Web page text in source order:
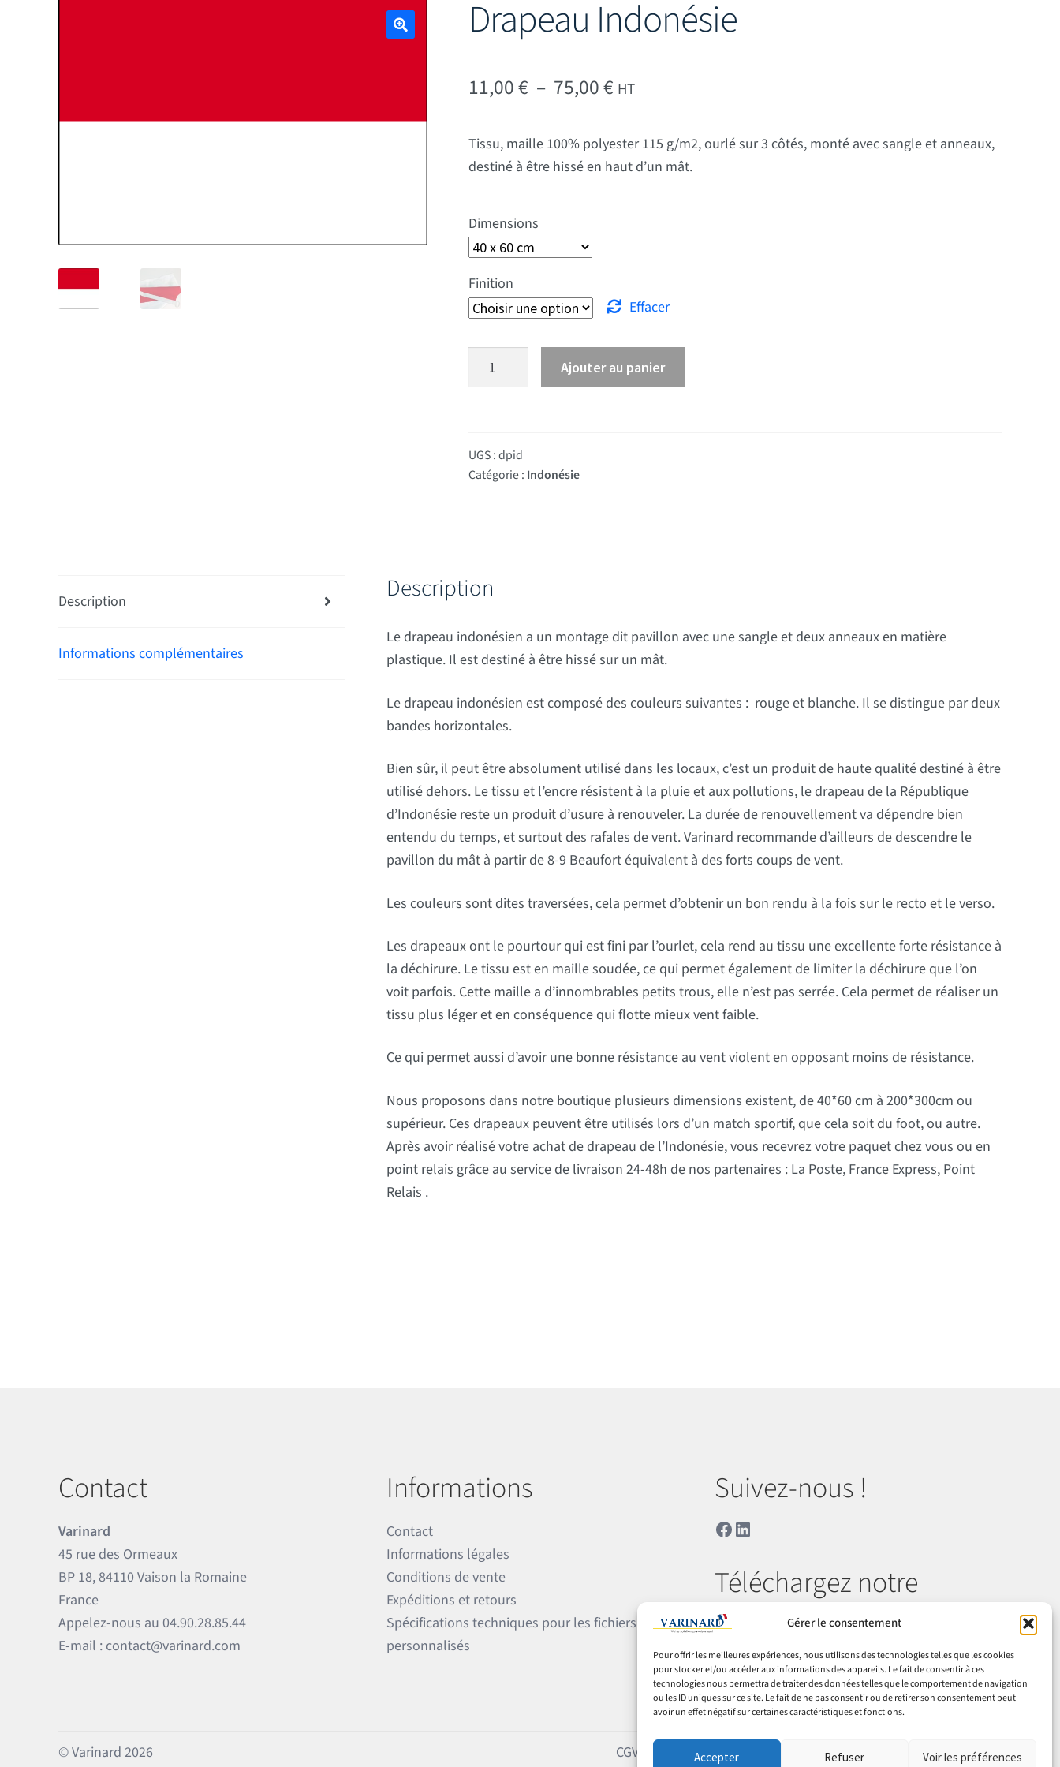
Gérer le consentement
Pour offrir les meilleures expériences, nous utilisons des technologies telles que les cookies
pour stocker et/ou accéder aux informations des appareils. Le fait de consentir à ces
technologies nous permettra de traiter des données telles que le comportement de navigation
ou les ID uniques sur ce site. Le fait de ne pas consentir ou de retirer son consentement peut
avoir un effet négatif sur certaines caractéristiques et fonctions.
Accepter Refuser Voir les préférences
Drapeau Indonésie
11,00€ – 75,00€Plage de prix : 11,00 € à 75,00 €
HT
Tissu, maille 100% polyester 115 g/m2, ourlé sur 3 côtés, monté avec sangle et anneaux,
destiné à être hissé en haut d’un mât.
Dimensions
Finition
Effacer
quantité de Drapeau Indonésie
Ajouter au panier
UGS :dpid
Catégorie : Indonésie
Description
Informations complémentaires
Description
Le drapeau indonésien a un montage dit pavillon avec une sangle et deux anneaux en matière
plastique. Il est destiné à être hissé sur un mât.
Le drapeau indonésien est composé des couleurs suivantes : rouge et blanche. Il se distingue par deux
bandes horizontales.
Bien sûr, il peut être absolument utilisé dans les locaux, c’est un produit de haute qualité destiné à être
utilisé dehors. Le tissu et l’encre résistent à la pluie et aux pollutions, le drapeau de la République
d’Indonésie reste un produit d’usure à renouveler. La durée de renouvellement va dépendre bien
entendu du temps, et surtout des rafales de vent. Varinard recommande d’ailleurs de descendre le
pavillon du mât à partir de 8-9 Beaufort équivalent à des forts coups de vent.
Les couleurs sont dites traversées, cela permet d’obtenir un bon rendu à la fois sur le recto et le verso.
Les drapeaux ont le pourtour qui est fini par l’ourlet, cela rend au tissu une excellente forte résistance à
la déchirure. Le tissu est en maille soudée, ce qui permet également de limiter la déchirure que l’on
voit parfois. Cette maille a d’innombrables petits trous, elle n’est pas serrée. Cela permet de réaliser un
tissu plus léger et en conséquence qui flotte mieux vent faible.
Ce qui permet aussi d’avoir une bonne résistance au vent violent en opposant moins de résistance.
Nous proposons dans notre boutique plusieurs dimensions existent, de 40*60 cm à 200*300cm ou
supérieur. Ces drapeaux peuvent être utilisés lors d’un match sportif, que cela soit du foot, ou autre.
Après avoir réalisé votre achat de drapeau de l’Indonésie, vous recevrez votre paquet chez vous ou en
point relais grâce au service de livraison 24-48h de nos partenaires : La Poste, France Express, Point
Relais .
Contact
Varinard
45 rue des Ormeaux
BP 18, 84110 Vaison la Romaine
France
Appelez-nous au 04.90.28.85.44
E-mail : contact@varinard.com
Informations
Contact
Informations légales
Conditions de vente
Expéditions et retours
Spécifications techniques pour les fichiers
personnalisés
Suivez-nous !
Facebook
LinkedIn
Téléchargez notre
catalogue
Télécharger
© Varinard 2026 CGV Expéditions & retours Mentions légales Confidentialité